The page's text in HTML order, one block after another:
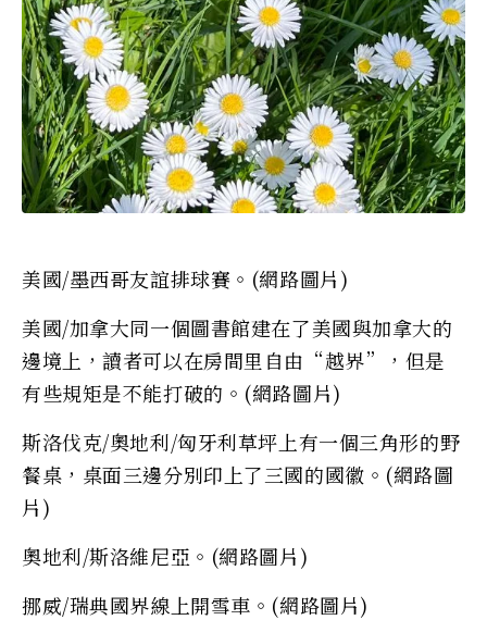
美國/墨西哥友誼排球賽。(網路圖片)
美國/加拿大同一個圖書館建在了美國與加拿大的
邊境上，讀者可以在房間里自由“越界”，但是
有些規矩是不能打破的。(網路圖片)
斯洛伐克/奧地利/匈牙利草坪上有一個三角形的野
餐桌，桌面三邊分別印上了三國的國徽。(網路圖
片)
奧地利/斯洛維尼亞。(網路圖片)
挪威/瑞典國界線上開雪車。(網路圖片)